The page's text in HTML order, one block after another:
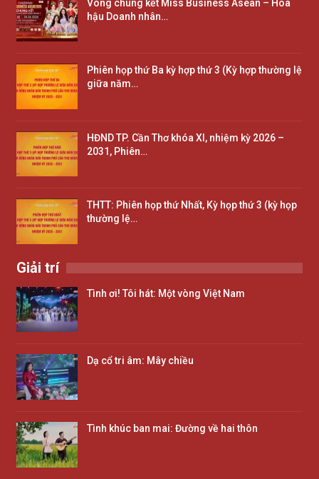
Vòng chung kết Miss Business Asean – Hoa
hậu Doanh nhân…
Phiên họp thứ Ba kỳ hợp thứ 3 (Kỳ hợp thường lệ
giữa năm…
HĐND TP. Cần Thơ khóa XI, nhiệm kỳ 2026 –
2031, Phiên…
THTT: Phiên họp thứ Nhất, Kỳ họp thứ 3 (kỳ họp
thường lệ…
Giải trí
Tình ơi! Tôi hát: Một vòng Việt Nam
Dạ cổ tri âm: Mây chiều
Tình khúc ban mai: Đường về hai thôn